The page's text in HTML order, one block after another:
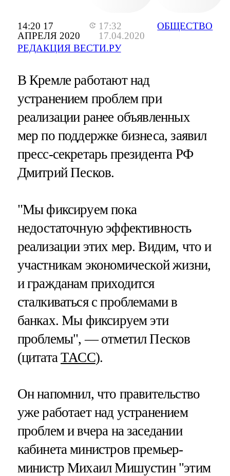
14:20 17
АПРЕЛЯ 2020
17:32
17.04.2020
РЕДАКЦИЯ ВЕСТИ.РУ
ОБЩЕСТВО
В Кремле работают над
устранением проблем при
реализации ранее объявленных
мер по поддержке бизнеса, заявил
пресс-секретарь президента РФ
Дмитрий Песков.
"Мы фиксируем пока
недостаточную эффективность
реализации этих мер. Видим, что и
участникам экономической жизни,
и гражданам приходится
сталкиваться с проблемами в
банках. Мы фиксируем эти
проблемы", — отметил Песков
(цитатаТАСС).
Он напомнил, что правительство
уже работает над устранением
проблем и вчера на заседании
кабинета министров премьер-
министр Михаил Мишустин "этим